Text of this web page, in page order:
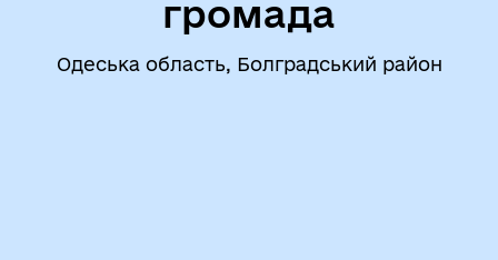
громада
Одеська область, Болградський район